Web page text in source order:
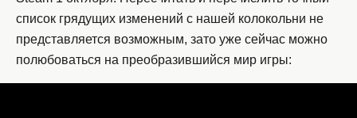
список грядущих изменений с нашей колокольни не
представляется возможным, зато уже сейчас можно
полюбоваться на преобразившийся мир игры: